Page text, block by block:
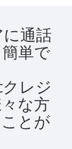
通話
単で
レジ
な方
とが